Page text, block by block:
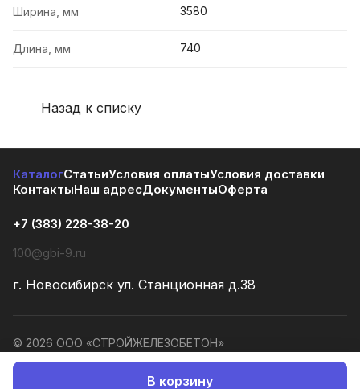
В корзину
Ширина, мм 3580
Длина, мм 740
Назад к списку
КаталогСтатьиУсловия оплатыУсловия доставки
КонтактыНаш адресДокументыОферта
+7 (383) 228-38-20
100@gbi-9.ru
г. Новосибирск ул. Станционная д.38
© 2026 ООО «СТРОЙЖЕЛЕЗОБЕТОН»